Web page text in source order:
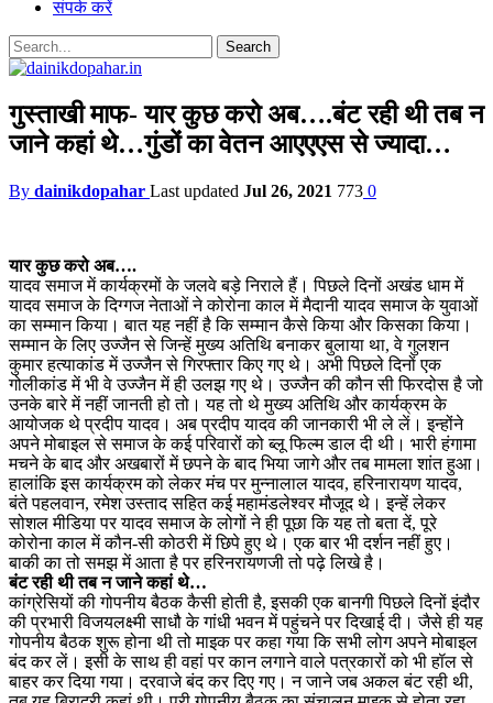
संपर्क करें
गुस्ताखी माफ- यार कुछ करो अब….बंट रही थी तब न
जाने कहां थे…गुंडों का वेतन आएएएस से ज्यादा…
By dainikdopahar Last updated Jul 26, 2021 773 0
यार कुछ करो अब….
यादव समाज में कार्यक्रमों के जलवे बड़े निराले हैं। पिछले दिनों अखंड धाम में
यादव समाज के दिग्गज नेताओं ने कोरोना काल में मैदानी यादव समाज के युवाओं
का सम्मान किया। बात यह नहीं है कि सम्मान कैसे किया और किसका किया।
सम्मान के लिए उज्जैन से जिन्हें मुख्य अतिथि बनाकर बुलाया था, वे गुलशन
कुमार हत्याकांड में उज्जैन से गिरफ्तार किए गए थे। अभी पिछले दिनों एक
गोलीकांड में भी वे उज्जैन में ही उलझ गए थे। उज्जैन की कौन सी फिरदोस है जो
उनके बारे में नहीं जानती हो तो। यह तो थे मुख्य अतिथि और कार्यक्रम के
आयोजक थे प्रदीप यादव। अब प्रदीप यादव की जानकारी भी ले लें। इन्होंने
अपने मोबाइल से समाज के कई परिवारों को ब्लू फिल्म डाल दी थी। भारी हंगामा
मचने के बाद और अखबारों में छपने के बाद भिया जागे और तब मामला शांत हुआ।
हालांकि इस कार्यक्रम को लेकर मंच पर मुन्नालाल यादव, हरिनारायण यादव,
बंते पहलवान, रमेश उस्ताद सहित कई महामंडलेश्वर मौजूद थे। इन्हें लेकर
सोशल मीडिया पर यादव समाज के लोगों ने ही पूछा कि यह तो बता दें, पूरे
कोरोना काल में कौन-सी कोठरी में छिपे हुए थे। एक बार भी दर्शन नहीं हुए।
बाकी का तो समझ में आता है पर हरिनरायणजी तो पढ़े लिखे है।
बंट रही थी तब न जाने कहां थे…
कांग्रेसियों की गोपनीय बैठक कैसी होती है, इसकी एक बानगी पिछले दिनों इंदौर
की प्रभारी विजयलक्ष्मी साधौ के गांधी भवन में पहुंचने पर दिखाई दी। जैसे ही यह
गोपनीय बैठक शुरू होना थी तो माइक पर कहा गया कि सभी लोग अपने मोबाइल
बंद कर लें। इसी के साथ ही वहां पर कान लगाने वाले पत्रकारों को भी हॉल से
बाहर कर दिया गया। दरवाजे बंद कर दिए गए। न जाने जब अकल बंट रही थी,